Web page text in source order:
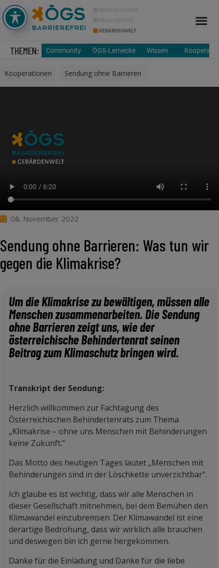
SERVICE-CENTER
RELAY-SERVICE
GEBÄRDENWELT
THEMEN: Community ÖGS-Lernecke Wissen
Kooperationen Sendung ohne Barrieren
08. November 2022
Sendung ohne Barrieren: Was tun wir
gegen die Klimakrise?
Um die Klimakrise zu bewältigen, müssen alle
Menschen zusammenarbeiten. Die Sendung
ohne Barrieren zeigt uns, wie der
österreichische Behindertenrat seinen
Beitrag zum Klimaschutz bringen wird.
Transkript der Sendung:
Herzlich willkommen zur Fachtagung des
Österreichischen Behindertenrats zum Thema
„Klimakrise – ohne uns Menschen mit Behinderungen
keine Zukunft.“
Das Motto des heutigen Tages lautet „Menschen mit
Behinderungen sind in der Löschkette unverzichtbar“.
Ich glaube es ist wichtig, dass wir alle Menschen in
dieser Gesellschaft mitnehmen, bei dem Bemühen den
Klimawandel einzubremsen. Der Klimawandel ist eine
derartige Bedrohung, dass wir wirklich alle brauchen
und deswegen bin ich gerne hergekommen.
Danke für die Einladung und Danke für die liebe